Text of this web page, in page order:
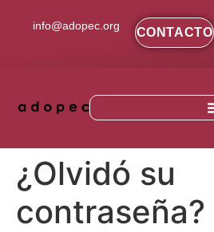
info@adopec.org CONTACTO
¿Olvidó su
contraseña?